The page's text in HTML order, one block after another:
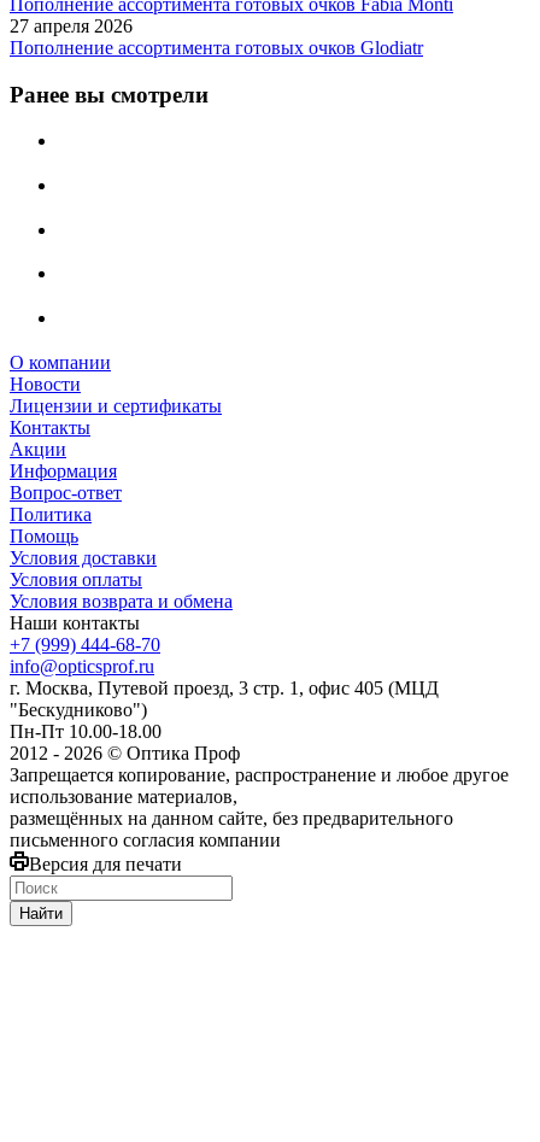
27 апреля 2026
Пополнение ассортимента готовых очков Glodiatr
Ранее вы смотрели
О компании
Новости
Лицензии и сертификаты
Контакты
Акции
Информация
Вопрос-ответ
Политика
Помощь
Условия доставки
Условия оплаты
Условия возврата и обмена
Наши контакты
+7 (999) 444-68-70
info@opticsprof.ru
г. Москва, Путевой проезд, 3 стр. 1, офис 405 (МЦД
"Бескудниково")
Пн-Пт 10.00-18.00
2012 - 2026 © Оптика Проф
Запрещается копирование, распространение и любое другое
использование материалов,
размещённых на данном сайте, без предварительного
письменного согласия компании
Версия для печати
Найти